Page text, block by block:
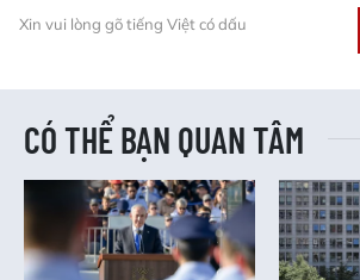
Xin vui lòng gõ tiếng Việt có dấu
CÓ THỂ BẠN QUAN TÂM